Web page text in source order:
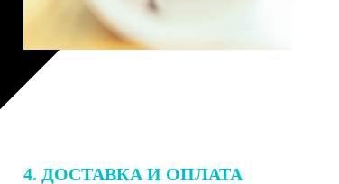
4. ДОСТАВКА И ОПЛАТА